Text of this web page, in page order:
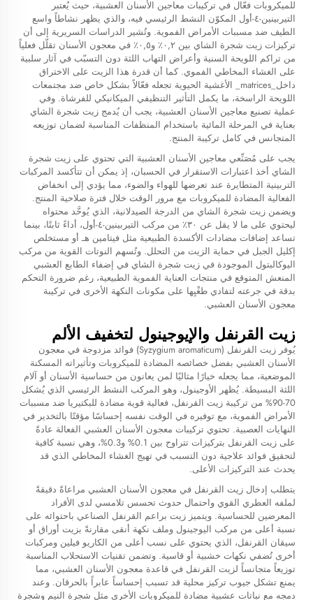
للميكروبات فعّال في تركيبات معاجين الأسنان العشبية، حيث يُعتبر
التيربينين-٤-أول المكوّن النشط الرئيسي فيه، والذي يظهر نشاطاً واسع
الطيف ضد مسببات الأمراض الفموية. وتُشير الدراسات السريرية إلى أن
تركيزات زيت شجرة الشاي بين ٠,٢٪ و٠,٥٪ في معجون الأسنان تقلّل فعلياً
من تراكم اللويحة السنية وأعراض التهاب اللثة دون التسبّب في آثار سلبية
على الغشاء المخاطي الفموي. كما أن قدرة هذا الزيت على الاختراق
داخل_matrices_ الأغشية الحيوية تجعله فعّالاً بشكل خاص ضد مجتمعات
اللويحة الراسخة، ما يكمل التأثير التنظيفي الميكانيكي للفرشاة. وفي
عملية تصنيع معاجين الأسنان العشبية، يجب أن يُدمج زيت شجرة الشاي
بعناية في المرحلة المائية باستخدام المنظفات المناسبة لضمان توزيعه
المتجانس في كامل تركيبة المنتج.
يجب على مُصَنِّعي معاجين الأسنان العشبية التي تحتوي على زيت شجرة
الشاي أخذ اعتبارات الاستقرار في الحسبان، إذ يمكن أن تتأكسد المركبات
التربينية المتطايرة عند تعرضها للهواء والضوء، مما يؤدي إلى انخفاض
الفعالية المضادة للميكروبات مع مرور الوقت خلال فترة صلاحية المنتج.
ويضمن زيت شجرة الشاي من الدرجة الصيدلانية، الذي يُوحَّد محتواه
ليحتوي على ما لا يقل عن ٣٠٪ من مركب التيربينين-٤-أول، أداءً ثابتًا، بينما
تساعد إضافات مضادات الأكسدة الطبيعية مثل فيتامين هـ أو مستخلص
إكليل الجبل في حماية الزيت من التحلل. وتُسهم النوتات القوية من مركب
اليوكالبتول الموجودة في زيت شجرة الشاي في إضفاء الطابع العشبي
المنعش المتوقع في منتجات العناية الفموية الطبيعية، رغم ضرورة التحكم
بدقة في جرعته لتفادي طغْيِها على مكونات النكهة الأخرى في تركيبة
معجون الأسنان العشبي.
زيت القرنفل والإيوجينول لتخفيف الألم
يُوفر زيت القرنفل (Syzygium aromaticum) فوائد مزدوجة في معجون
الأسنان العشبي بفضل خصائصه المضادة للميكروبات وتأثيراته المسكنة
الموضعية، مما يجعله خيارًا مثاليًا لمن يعانون من حساسية الأسنان أو آلام
اللثة البسيطة. يُظهر الأوجينول، وهو المركب النشط الرئيسي الذي يُشكل
70-90% من تركيبة زيت القرنفل، فعالية قوية مضادة للبكتيريا ضد مسببات
الأمراض الفموية، مع توفيره في الوقت نفسه إحساسًا مؤقتًا بالتخدير في
النهايات العصبية. تحتوي تركيبات معجون الأسنان العشبي الفعالة عادةً
على زيت القرنفل بتركيزات تتراوح بين 0.1% و0.3%، وهي نسبة كافية
لتحقيق فوائد علاجية دون التسبب في تهيج الغشاء المخاطي الذي قد
يحدث عند التركيزات الأعلى.
يتطلب إدخال زيت القرنفل في معجون الأسنان العشبي مراعاةً دقيقةً
لملفه العطري القوي واحتمال حدوث تحسس تلامسي لدى الأفراد
المعرضين للحساسية. ويتميز زيت براعم القرنفل الصناعي باحتوائه على
نسبة أعلى من مركب اليوجينول وملف نكهة أنقى مقارنةً بزيت أوراق أو
سيقان القرنفل، الذي يحتوي على نسب أعلى من الكاريو فيلين ومركبات
أخرى تُضفي نكهات خشبية أو قاسية. وتضمن تقنيات الاستحلاب المناسبة
توزيعاً متجانساً لزيت القرنفل في قاعدة معجون الأسنان العشبي، مما
يمنع تشكل جيوب تركيز محلية قد تسبب إحساساً عابراً بالحرقان. وعند
دمجه مع نباتات عشبية مضادة للميكروبات الأخرى مثل شجرة النيم وشجرة